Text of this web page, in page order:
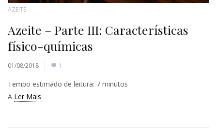
AZEITE
Azeite – Parte III: Características
físico-químicas
01/08/2018 1
Tempo estimado de leitura: 7 minutos
A Ler Mais